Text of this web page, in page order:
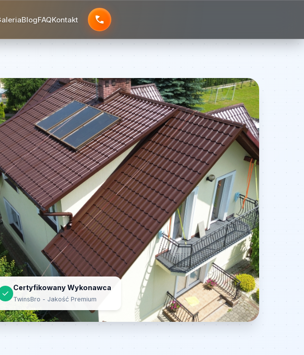
BlogFAQKontakt
✓
Certyfikowany Wykonawca
TwinsBro - Jakość Premium